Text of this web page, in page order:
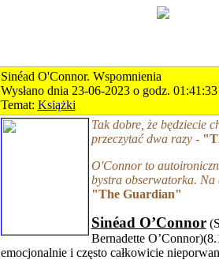
Sinéad O'Connor. Wspomnienia
Wysłano dnia 23-06-2023 o godz. 01:41:33
Temat: Książki
Tak dobre, że będziecie
przeczytać dwa razy-
O'Connor to
bystra obserwatorka. Na
"The Guardian"
Sinéad O’Connor
Bernadette
emocjonalnie i często całkowicie